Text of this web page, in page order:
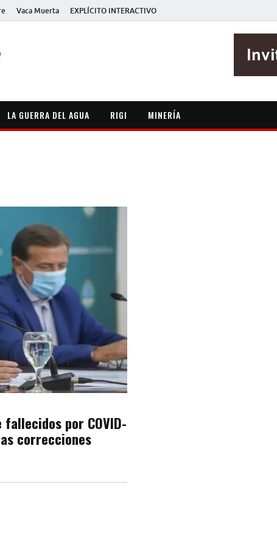
Vaca Muerta EXPLÍCITO INTERACTIVO
LA GUERRA DEL AGUA RIGI MINERÍA
por COVID-
correcciones